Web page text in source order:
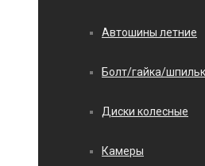
Автошины летние
Болт/гайка/
Диски колесные
Камеры